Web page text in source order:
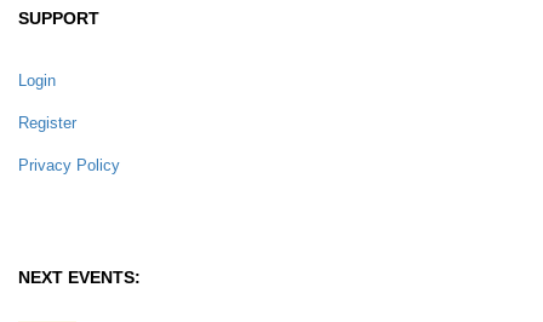
SUPPORT
Login
Register
Privacy Policy
NEXT EVENTS: